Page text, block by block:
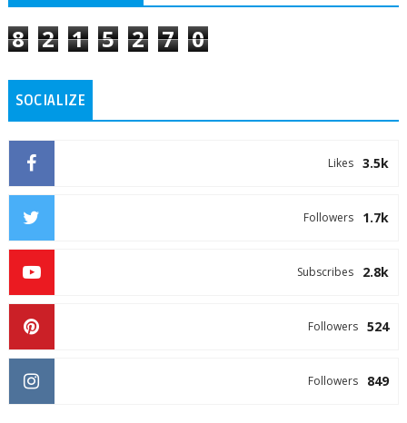
8 2 1 5 2 7 0
SOCIALIZE
3.5k
Likes
1.7k
Followers
2.8k
Subscribes
524
Followers
849
Followers